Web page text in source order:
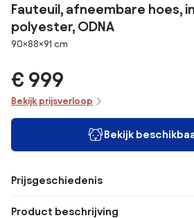
Fauteuil, afneembare hoes,
polyester, ODNA
Afmetingen
90×88×91 cm
€ 999
Bekijk prijsverloop
Bekijk
Prijsgeschiedenis
Product beschrijving